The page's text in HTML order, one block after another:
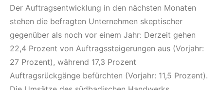
Der Auftragsentwicklung in den nächsten Monaten
stehen die befragten Unternehmen skeptischer
gegenüber als noch vor einem Jahr: Derzeit gehen
22,4 Prozent von Auftragssteigerungen aus (Vorjahr:
27 Prozent), während 17,3 Prozent
Auftragsrückgänge befürchten (Vorjahr: 11,5 Prozent).